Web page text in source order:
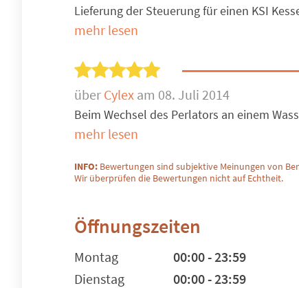
Lieferung der Steuerung für einen KSI
mehr lesen
über Cylex am 08. Juli 2014
Beim Wechsel des Perlators an einem
mehr lesen
INFO: Bewertungen sind subjektive Meinungen von
Wir überprüfen die Bewertungen nicht auf Echtheit.
Öffnungszeiten
Montag
00:00 - 23:59
Dienstag
00:00 - 23:59